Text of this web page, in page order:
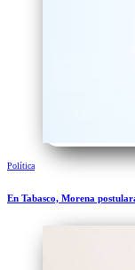
Política
En Tabasco, Morena